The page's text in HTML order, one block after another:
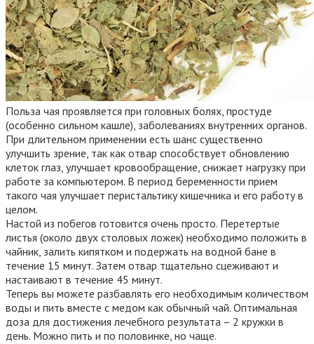
Польза чая проявляется при головных болях, простуде
(особенно сильном кашле), заболеваниях внутренних органов.
При длительном применении есть шанс существенно
улучшить зрение, так как отвар способствует обновлению
клеток глаз, улучшает кровообращение, снижает нагрузку при
работе за компьютером. В период беременности прием
такого чая улучшает перистальтику кишечника и его работу в
целом.
Настой из побегов готовится очень просто. Перетертые
листья (около двух столовых ложек) необходимо положить в
чайник, залить кипятком и подержать на водной бане в
течение 15 минут. Затем отвар тщательно сцеживают и
настаивают в течение 45 минут.
Теперь вы можете разбавлять его необходимым количеством
воды и пить вместе с медом как обычный чай. Оптимальная
доза для достижения лечебного результата – 2 кружки в
день. Можно пить и по половинке, но чаще.